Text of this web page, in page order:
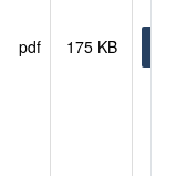
pdf 175 KB